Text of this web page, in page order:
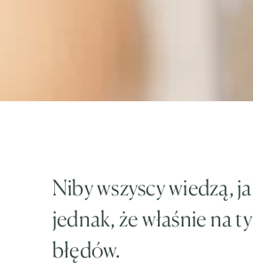
Niby wszyscy wiedzą,
jednak, że właśnie na
błędów.